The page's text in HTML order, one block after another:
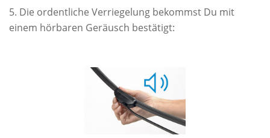
Die ordentliche Verriegelung bekommst Du mit
einem hörbaren Geräusch bestätigt: